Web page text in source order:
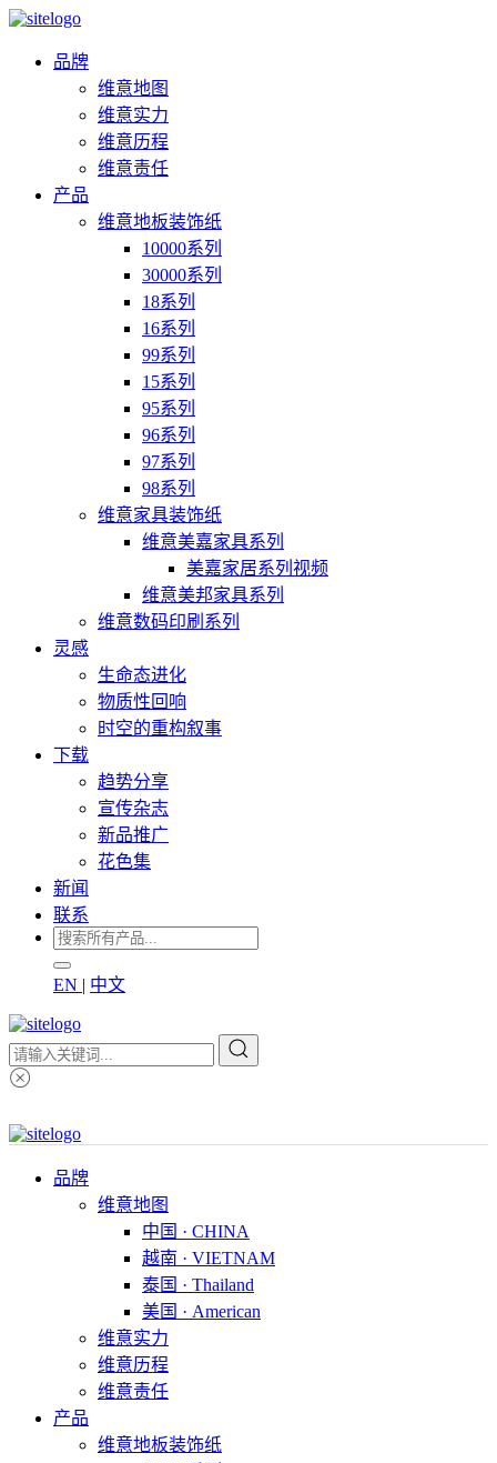
品牌
维意地图
维意实力
维意历程
维意责任
产品
维意地板装饰纸
10000系列
30000系列
18系列
16系列
99系列
15系列
95系列
96系列
97系列
98系列
维意家具装饰纸
维意美嘉家具系列
美嘉家居系列视频
维意美邦家具系列
维意数码印刷系列
灵感
生命态进化
物质性回响
时空的重构叙事
下载
趋势分享
宣传杂志
新品推广
花色集
新闻
联系
EN | 中文
品牌
维意地图
中国 · CHINA
越南 · VIETNAM
泰国 · Thailand
美国 · American
维意实力
维意历程
维意责任
产品
维意地板装饰纸